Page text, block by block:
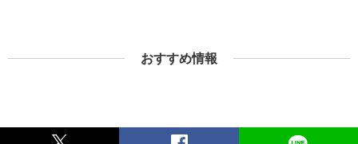
おすすめ情報